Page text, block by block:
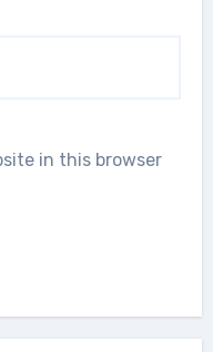
in this browser